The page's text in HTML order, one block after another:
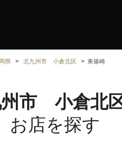
県 北九州市 小倉北区 東篠崎
市 小倉北
お店を探す